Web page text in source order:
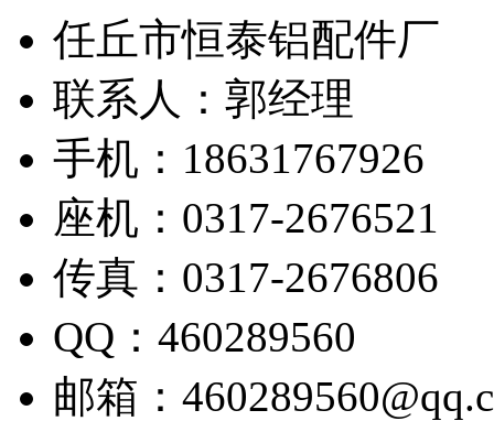
任丘市恒泰铝配件厂
联系人：郭经理
手机：18631767926
座机：0317-2676521
传真：0317-2676806
QQ：460289560
邮箱：